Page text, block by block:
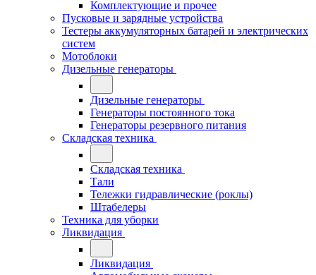
Комплектующие и прочее
Пусковые и зарядные устройства
Тестеры аккумуляторных батарей и электрических
систем
Мотоблоки
Дизельные генераторы
Дизельные генераторы
Генераторы постоянного тока
Генераторы резервного питания
Складская техника
Складская техника
Тали
Тележки гидравлические (роклы)
Штабелеры
Техника для уборки
Ликвидация
Ликвидация